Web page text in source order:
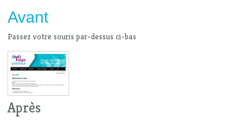
Avant
Passez votre souris par-dessus ci-bas
Après